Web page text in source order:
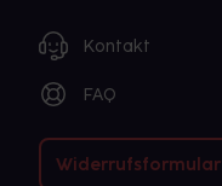
Kontakt
FAQ
Widerrufsformular